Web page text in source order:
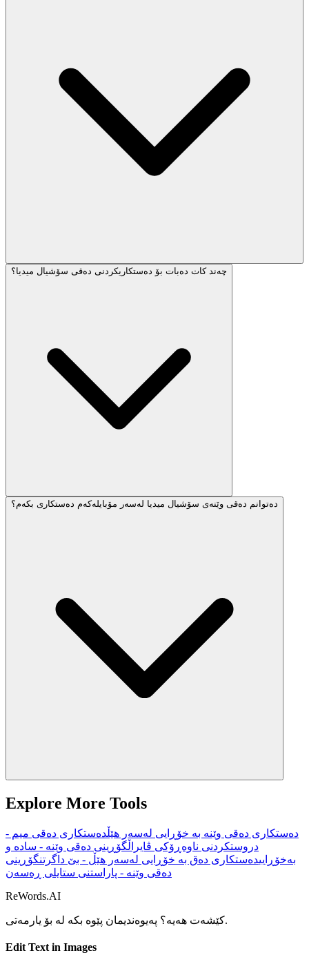
چەند کات دەبات بۆ دەستکاریکردنی دەقی سۆشیال میدیا؟
دەتوانم دەقی وێنەی سۆشیال میدیا لەسەر مۆبایلەکەم دەستکاری بکەم؟
Explore More Tools
دەستکاری دەقی وێنە بە خۆڕایی لەسەر هێڵدەستکاری دەقی میم -
دروستکردنی ناوەڕۆکی ڤایراڵگۆڕینی دەقی وێنە - سادە و
بەخۆڕاییدەستکاری دەق بە خۆڕایی لەسەر هێڵ - بێ داگرتنگۆڕینی
دەقی وێنە - پاراستنی ستایلی ڕەسەن
ReWords.AI
کێشەت هەیە؟ پەیوەندیمان پێوە بکە لەبۆ یارمەتی.
Edit Text in Images